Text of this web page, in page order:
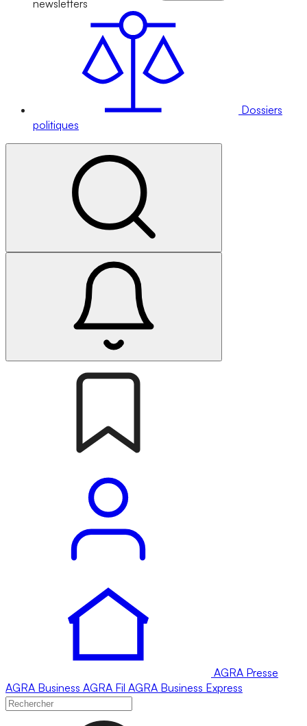
newsletters
Dossiers
politiques
AGRA Presse
AGRA Business AGRA Fil AGRA Business Express